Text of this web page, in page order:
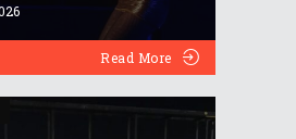
Read More